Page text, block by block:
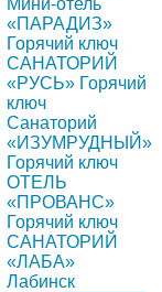
Мини-отель
«ПАРАДИЗ»
Горячий ключ
САНАТОРИЙ
«РУСЬ» Горячий
ключ
Санаторий
«ИЗУМРУДНЫЙ»
Горячий ключ
ОТЕЛЬ
«ПРОВАНС»
Горячий ключ
САНАТОРИЙ
«ЛАБА»
Лабинск